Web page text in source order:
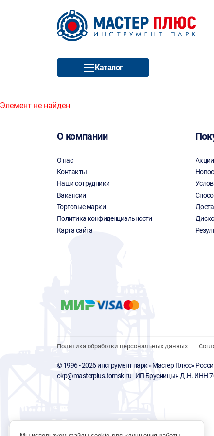
Каталог
Элемент не найден!
О компании
О нас
Контакты
Наши сотрудники
Вакансии
Торговые марки
Политика конфиденциальности
Карта сайта
Акции
Политика обработки персональных данных
© 1996 - 2026 инструмент парк «Мастер Плюс»
okp@masterplus.tomsk.ru ИП Брусницын Д.Н. ИНН